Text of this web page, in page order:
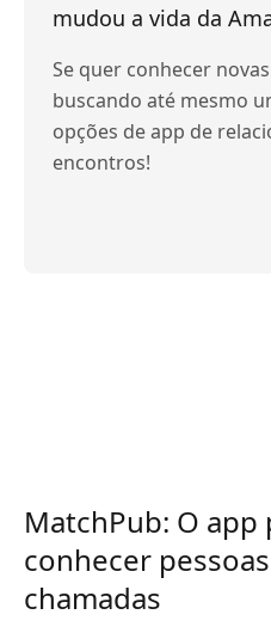
mudou a vida da
Se quer conhecer
buscando até mesmo
opções de app de
encontros!
MatchPub: O
conhecer
chamadas